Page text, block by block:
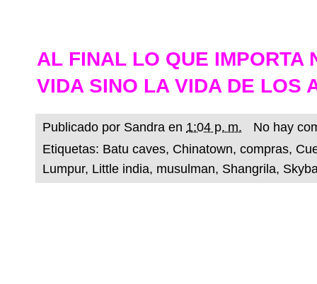
AL FINAL LO QUE IMPORTA
VIDA SINO LA VIDA DE LOS
Publicado por Sandra en 1:04 p. m.
No hay
Etiquetas: Batu caves, Chinatown, compras,
Lumpur, Little india, musulman, Shangrila,